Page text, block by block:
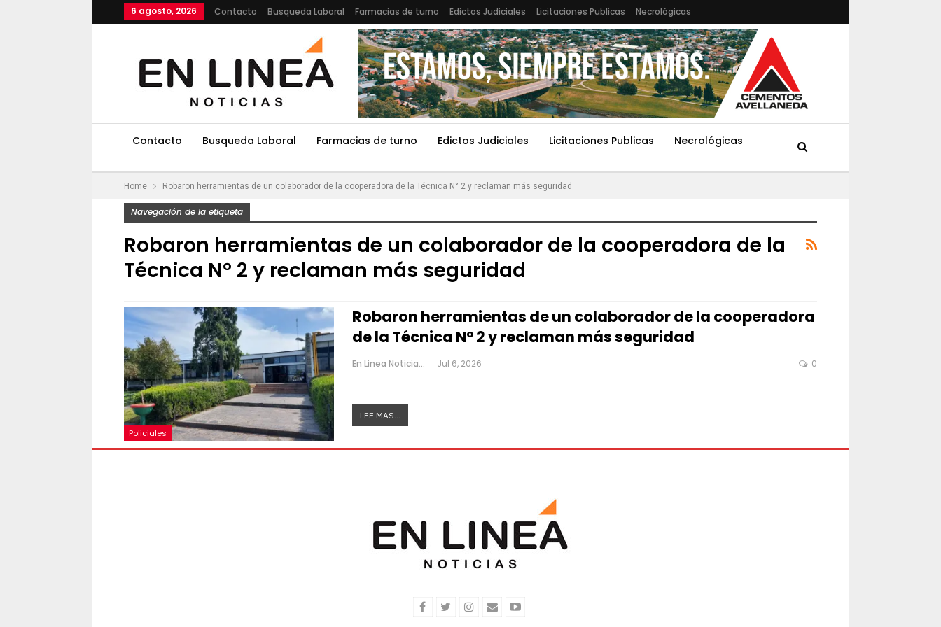
6 agosto, 2026 Contacto Busqueda Laboral Farmacias de turno Edictos Judiciales Licitaciones Publicas Necrológicas
Contacto Busqueda Laboral Farmacias de turno Edictos Judiciales Licitaciones Publicas Necrológicas
Home Robaron herramientas de un colaborador de la cooperadora de la Técnica N° 2 y reclaman más seguridad
Navegación de la etiqueta
Robaron herramientas de un colaborador de la cooperadora de la
Técnica N° 2 y reclaman más seguridad
Policiales
Robaron herramientas de un colaborador de la cooperadora
de la Técnica N° 2 y reclaman más seguridad
En Linea Noticias Jul 6, 2026 0
LEE MAS...